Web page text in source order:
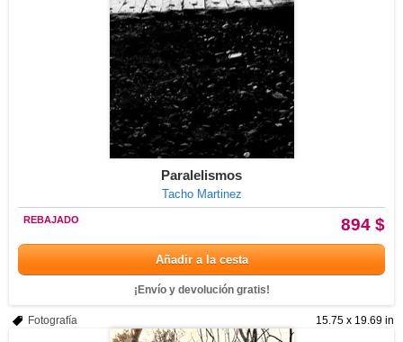
Paralelismos
Tacho Martinez
894 $
REBAJADO
Añadir a la cesta
¡Envío y devolución gratis!
15.75 x 19.69 in
Fotografía